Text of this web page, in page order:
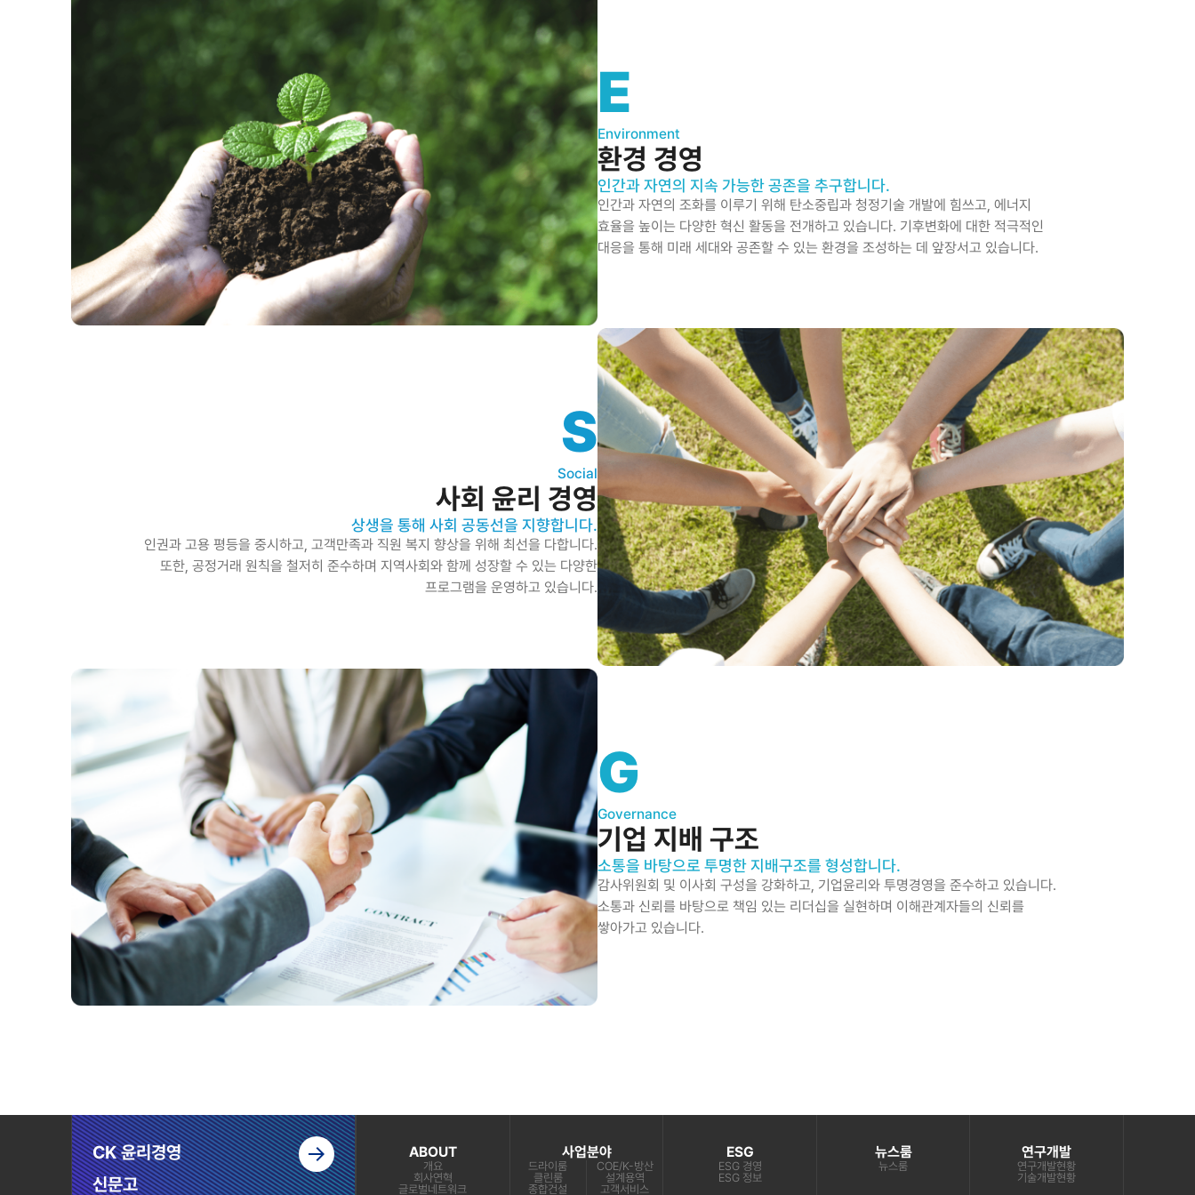
E
Environment
환경 경영
인간과 자연의 지속 가능한 공존을 추구합니다.
인간과 자연의 조화를 이루기 위해 탄소중립과 청정기술 개발에 힘쓰고, 에너지
효율을 높이는 다양한 혁신 활동을 전개하고 있습니다. 기후변화에 대한 적극적인
대응을 통해 미래 세대와 공존할 수 있는 환경을 조성하는 데 앞장서고 있습니다.
S
Social
사회 윤리 경영
상생을 통해 사회 공동선을 지향합니다.
인권과 고용 평등을 중시하고, 고객만족과 직원 복지 향상을 위해 최선을 다합니다.
또한, 공정거래 원칙을 철저히 준수하며 지역사회와 함께 성장할 수 있는 다양한
프로그램을 운영하고 있습니다.
G
Governance
기업 지배 구조
소통을 바탕으로 투명한 지배구조를 형성합니다.
감사위원회 및 이사회 구성을 강화하고, 기업윤리와 투명경영을 준수하고 있습니다.
소통과 신뢰를 바탕으로 책임 있는 리더십을 실현하며 이해관계자들의 신뢰를
쌓아가고 있습니다.
CK 윤리경영
신문고
ABOUT
개요
회사연혁
글로벌네트워크
사업분야
드라이룸
클린룸
종합건설
COE/K-방산
설계용역
고객서비스
ESG
ESG 경영
ESG 정보
뉴스룸
뉴스룸
연구개발
연구개발현황
기술개발현황